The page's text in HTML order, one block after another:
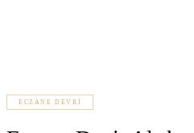
ECZANE DEVRI